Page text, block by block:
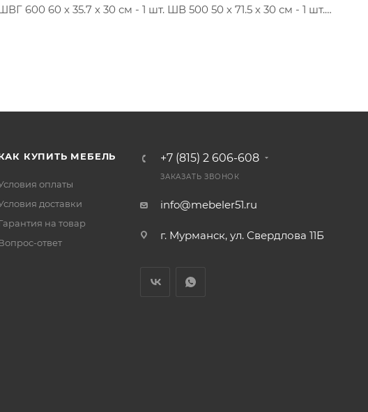
600 60 х 35.7 х 30 см - 1 шт. ШВ 500 50 х 71.5 х 30 см - 1 шт.
КУПИТЬ МЕБЕЛЬ
оплаты
доставки
на товар
ответ
+7 (815) 2 606-608
ЗАКАЗАТЬ ЗВОНОК
info@mebeler51.ru
г. Мурманск, ул. Свердлова 11Б